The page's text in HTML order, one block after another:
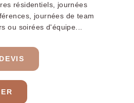
résidentiels, journées
journées de team
ou soirées d'équipe...